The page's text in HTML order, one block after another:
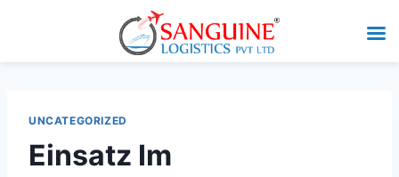
UNCATEGORIZED
Einsatz Im